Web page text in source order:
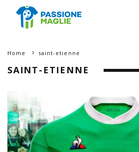
Home saint-etienne
SAINT-ETIENNE